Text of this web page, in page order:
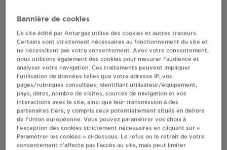
ROUTE DE CAP LONG
81000ALBI
Revendeur de bouteilles de gaz
S'Y RENDRE
AFFICHER LE TÉLÉPHONE
RECEVOIR LES COORDONNÉES DU REVENDEUR
Bannière de cookies
Le site édité par Antargaz utilise des cookies et autres traceurs.
Certains sont strictement nécessaires au fonctionnement du site et
ne nécessitent pas votre consentement. Avec votre consentement,
nous utilisons également des cookies pour mesurer l’audience et
analyser votre navigation. Ces traitements peuvent impliquer
l’utilisation de données telles que votre adresse IP, vos
pages/rubriques consultées, identifiant utilisateur/équipement,
pays, dates, nombre de visites, sources de navigation et vos
interactions avec le site, ainsi que leur transmission à des
partenaires tiers, y compris ceux potentiellement situés en dehors
de l’Union européenne. Vous pouvez paramétrer vos choix à
l’exception des cookies strictement nécessaires en cliquant sur «
Paramétrer les cookies » ci-dessous. Le refus ou le retrait de votre
consentement n’affecte pas l’accès au site, mais peut limiter